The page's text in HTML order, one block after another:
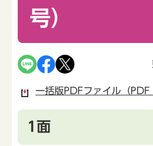
号）
一括版PDFファイル（PDF
1面